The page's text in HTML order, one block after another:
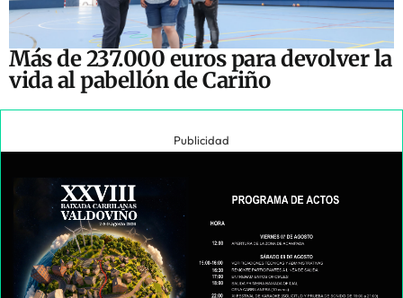
Más de 237.000 euros para devolver la
vida al pabellón de Cariño
Publicidad